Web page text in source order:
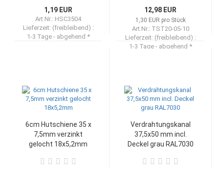
1,19 EUR
Art.Nr.: HSC3504
Lieferzeit: (freibleibend) :
1-3 Tage - abgehend *
12,98 EUR
1,30 EUR pro Stück
Art.Nr.: TST20-05-10
Lieferzeit: (freibleibend) :
1-3 Tage - abgehend *
6cm Hutschiene 35 x
7,5mm verzinkt
gelocht 18x5,2mm
Verdrahtungskanal
37,5x50 mm incl.
Deckel grau RAL7030